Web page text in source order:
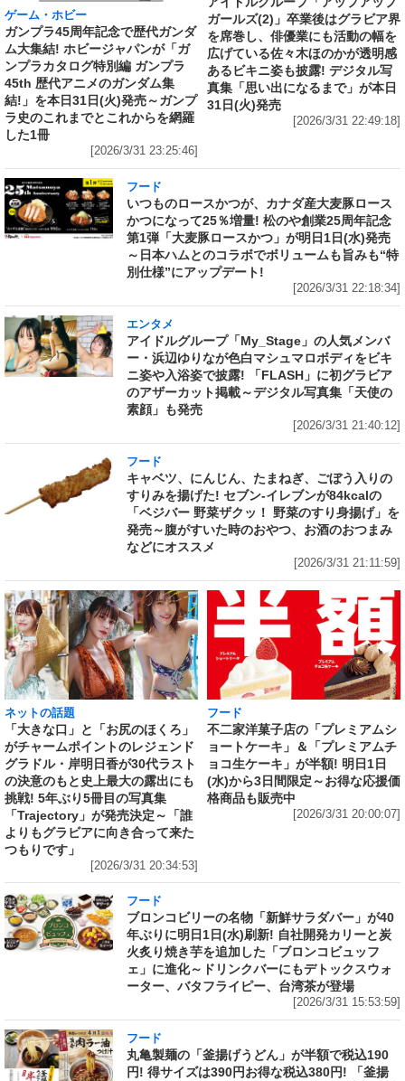
ゲーム・ホビー
ガンプラ45周年記念で歴代ガンダ
ム大集結! ホビージャパンが「ガ
ンプラカタログ特別編 ガンプラ
45th 歴代アニメのガンダム集
結!」を本日31日(火)発売～ガンプ
ラ史のこれまでとこれからを網羅
した1冊
[2026/3/31 23:25:46]
ガールズ(2)」卒業後はグラビア界
を席巻し、俳優業にも活動の幅を
広げている佐々木ほのかが透明感
あるビキニ姿も披露! デジタル写
真集「思い出になるまで」が本日
31日(火)発売
[2026/3/31 22:49:18]
フード
いつものロースかつが、カナダ産大麦豚ロース
かつになって25％増量! 松のや創業25周年記念
第1弾「大麦豚ロースかつ」が明日1日(水)発売
～日本ハムとのコラボでボリュームも旨みも“特
別仕様”にアップデート!
[2026/3/31 22:18:34]
エンタメ
アイドルグループ「My_Stage」の人気メンバ
ー・浜辺ゆりなが色白マシュマロボディをビキ
ニ姿や入浴姿で披露! 「FLASH」に初グラビア
のアザーカット掲載～デジタル写真集「天使の
素顔」も発売
[2026/3/31 21:40:12]
フード
キャベツ、にんじん、たまねぎ、ごぼう入りの
すりみを揚げた! セブン‐イレブンが84kcalの
「ベジバー 野菜ザクッ！ 野菜のすり身揚げ」を
発売～腹がすいた時のおやつ、お酒のおつまみ
などにオススメ
[2026/3/31 21:11:59]
ネットの話題
「大きな口」と「お尻のほくろ」
がチャームポイントのレジェンド
グラドル・岸明日香が30代ラスト
の決意のもと史上最大の露出にも
挑戦! 5年ぶり5冊目の写真集
「Trajectory」が発売決定～「誰
よりもグラビアに向き合って来た
つもりです」
[2026/3/31 20:34:53]
フード
不二家洋菓子店の「プレミアムシ
ョートケーキ」＆「プレミアムチ
ョコ生ケーキ」が半額! 明日1日
(水)から3日間限定～お得な応援価
格商品も販売中
[2026/3/31 20:00:07]
フード
ブロンコビリーの名物「新鮮サラダバー」が40
年ぶりに明日1日(水)刷新! 自社開発カリーと炭
火炙り焼き芋を追加した「ブロンコビュッフ
ェ」に進化～ドリンクバーにもデトックスウォ
ーター、バタフライピー、台湾茶が登場
[2026/3/31 15:53:59]
フード
丸亀製麺の「釜揚げうどん」が半額で税込190
円! 得サイズは390円お得な税込380円! 「釜揚